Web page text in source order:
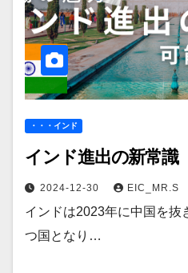
・・・インド
インド進出の新常識
2024-12-30 EIC_MR.S
インドは2023年に中国を抜
つ国となり…